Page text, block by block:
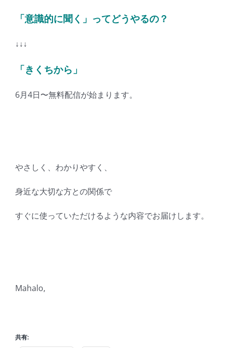
「意識的に聞く」ってどうやるの？
↓↓↓
「きくちから」
6月4日〜無料配信が始まります。
やさしく、わかりやすく、
身近な大切な方との関係で
すぐに使っていただけるような内容でお届けします。
Mahalo,
共有: